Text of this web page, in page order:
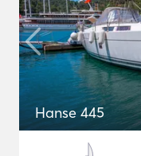
Hanse 445